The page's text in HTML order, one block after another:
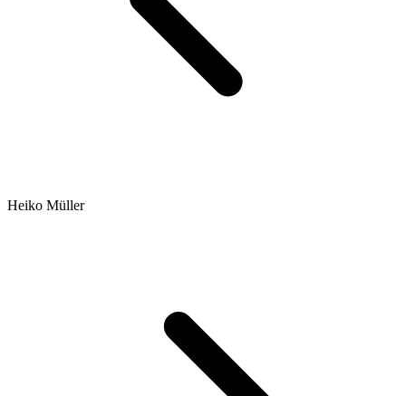
Heiko Müller